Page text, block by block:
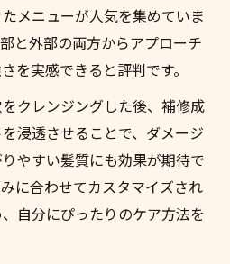
メニューが人気を集めていま
と外部の両方からアプローチ
を実感できると評判です。
クレンジングした後、補修成
浸透させることで、ダメージ
やすい髪質にも効果が期待で
に合わせてカスタマイズされ
自分にぴったりのケア方法を